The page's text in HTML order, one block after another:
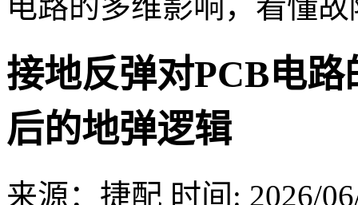
接地反弹对PCB电
后的地弹逻辑
来源：捷配 时间: 2026/